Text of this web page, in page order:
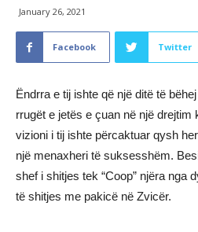
January 26, 2021
Facebook Twitter
Ëndrra e tij ishte që një ditë të
rrugët e jetës e çuan në një
vizioni i tij ishte përcaktuar qysh
një menaxheri të suksesshëm.
shef i shitjes tek “Coop” njëra nga
të shitjes me pakicë në Zvicër.